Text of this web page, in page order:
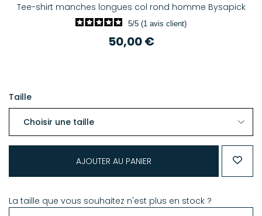
Tee-shirt manches longues col rond homme Bysapick
5/5 (1 avis client)
50,00 €
Taille
AJOUTER AU PANIER
La taille que vous souhaitez n'est plus en stock ?